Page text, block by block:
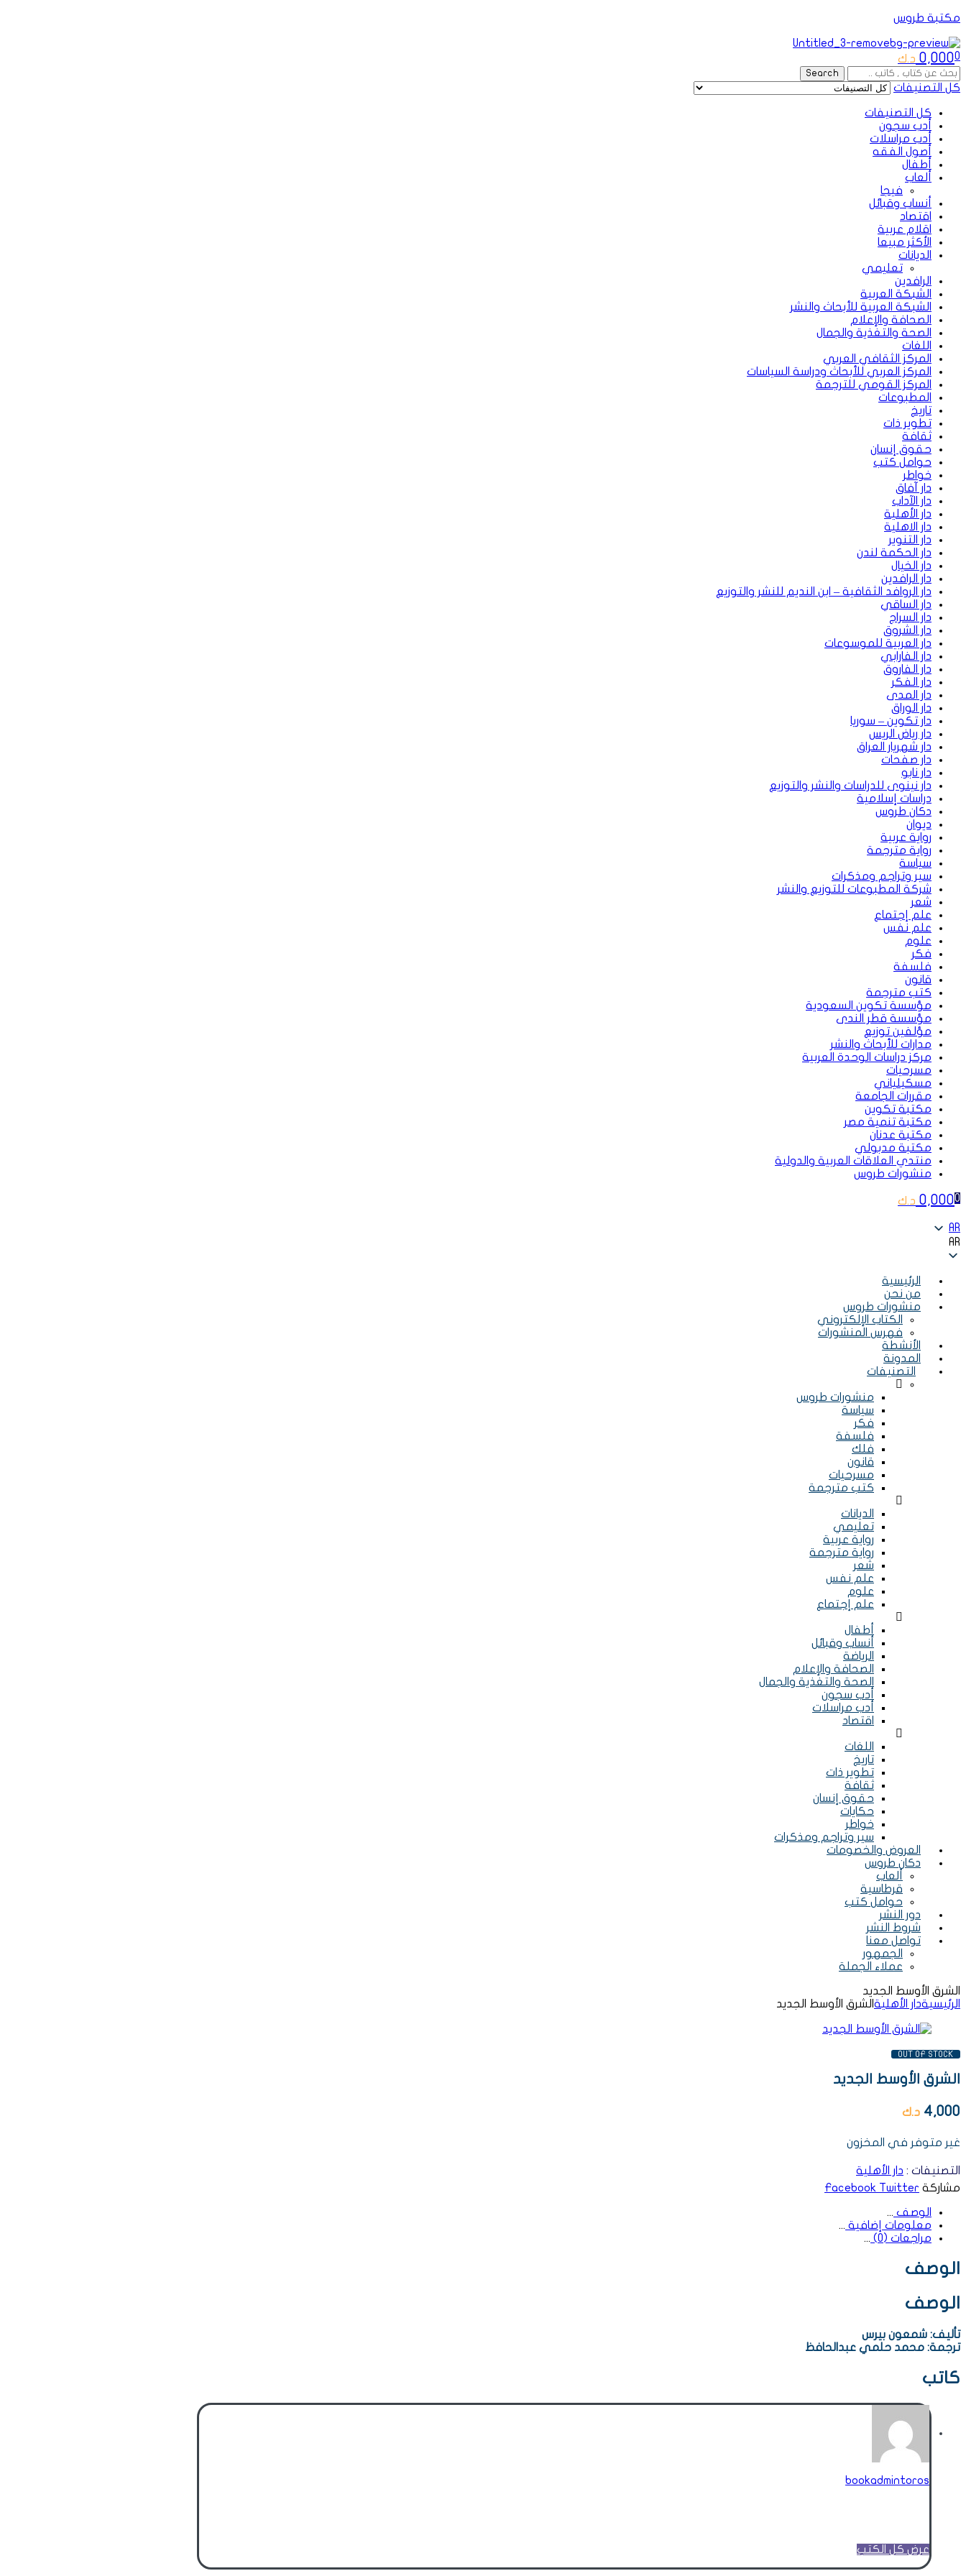
مكتبة طروس
Menu
0
0,000 د.ك
Search
for:
Search
كل التصنيفات
كل التصنيفات
أدب سجون
أدب مراسلات
أصول الفقه
أطفال
ألعاب
فيجا
أنساب وقبائل
اقتصاد
اقلام عربية
الأكثر مبيعا
الديانات
تعليمي
الرافدين
الشبكة العربية
الشبكة العربية للأبحاث والنشر
الصحافة والإعلام
الصحة والتغذية والجمال
اللغات
المركز الثقافي العربي
المركز العربي للأبحاث ودراسة السياسات
المركز القومي للترجمة
المطبوعات
تاريخ
تطوير ذات
ثقافة
حقوق إنسان
حوامل كتب
خواطر
دار آفاق
دار الآداب
دار الأهلية
دار الاهلية
دار التنوير
دار الحكمة لندن
دار الخيال
دار الرافدين
دار الروافد الثقافية – ابن النديم للنشر والتوزيع
دار الساقي
دار السراج
دار الشروق
دار العربية للموسوعات
دار الفارابي
دار الفاروق
دار الفكر
دار المدى
دار الوراق
دار تكوين – سوريا
دار رياض الريس
دار شهريار العراق
دار صفحات
دار نابو
دار نينوى للدراسات والنشر والتوزيع
دراسات إسلامية
دكان طروس
ديوان
رواية عربية
رواية مترجمة
سياسة
سير وتراجم ومذكرات
شركة المطبوعات للتوزيع والنشر
شعر
علم إجتماع
علم نفس
علوم
فكر
فلسفة
قانون
كتب مترجمة
مؤسسة تكوين السعودية
مؤسسة قطر الندى
مؤلفين توزيع
مدارات للأبحاث والنشر
مركز دراسات الوحدة العربية
مسرحيات
مسكيلياني
مقررات الجامعة
مكتبة تكوين
مكتبة تنمية مصر
مكتبة عدنان
مكتبة مدبولي
منتدي العلاقات العربية والدولية
منشورات طروس
0
0,000 د.ك
AR
AR
الرئيسية
من نحن
منشورات طروس
الكتاب الإلكتروني
فهرس المنشورات
الأنشطة
المدونة
التصنيفات
Menu
منشورات طروس
سياسة
فكر
فلسفة
فلك
قانون
مسرحيات
كتب مترجمة
Menu
الديانات
تعليمي
رواية عربية
رواية مترجمة
شعر
علم نفس
علوم
علم إجتماع
Menu
أطفال
أنساب وقبائل
الرياضة
الصحافة والإعلام
الصحة والتغذية والجمال
أدب سجون
أدب مراسلات
اقتصاد
Menu
اللغات
تاريخ
تطوير ذات
ثقافة
حقوق إنسان
حكايات
خواطر
سير وتراجم ومذكرات
العروض والخصومات
دكان طروس
ألعاب
قرطاسية
حوامل كتب
دور النشر
شروط النشر
تواصل معنا
الجمهور
عملاء الجملة
الشرق الأوسط الجديد
الرئيسيةدار الأهلية الشرق الأوسط الجديد
AVAILABILITY:
OUT OF STOCK
الشرق الأوسط الجديد
4,000 د.ك
غير متوفر في المخزون
التصنيفات : دار الأهلية
مشاركة
Facebook Twitter
الوصف
معلومات إضافية
مراجعات (0)
الوصف
الوصف
تأليف: شمعون بيرس
ترجمة: محمد حلمي عبدالحافظ
كاتب
bookadmintoros
عرض كل الكتب